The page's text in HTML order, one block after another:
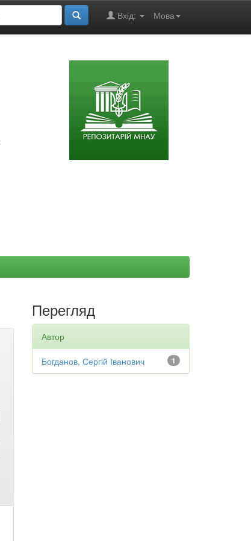
Мова
Вхід:
Перегляд
Автор
1
Богданов, Сергій Іванович